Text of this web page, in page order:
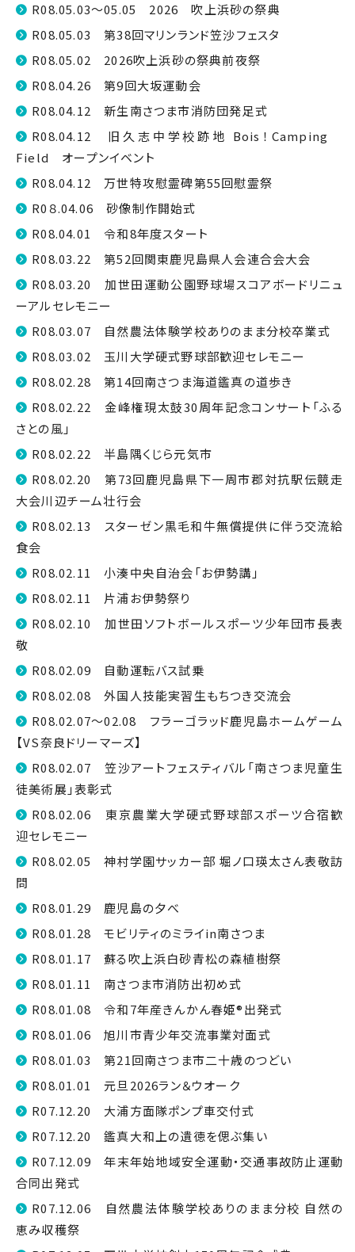
R08.05.03～05.05 2026 吹上浜砂の祭典
R08.05.03 第38回マリンランド笠沙フェスタ
R08.05.02 2026吹上浜砂の祭典前夜祭
R08.04.26 第9回大坂運動会
R08.04.12 新生南さつま市消防団発足式
R08.04.12 旧久志中学校跡地 Bois！Camping
Field オープンイベント
R08.04.12 万世特攻慰霊碑第55回慰霊祭
R0８.04.06 砂像制作開始式
R08.04.01 令和8年度スタート
R08.03.22 第52回関東鹿児島県人会連合会大会
R08.03.20 加世田運動公園野球場スコアボードリニュ
ーアルセレモニー
R08.03.07 自然農法体験学校ありのまま分校卒業式
R08.03.02 玉川大学硬式野球部歓迎セレモニー
R08.02.28 第14回南さつま海道鑑真の道歩き
R08.02.22 金峰権現太鼓30周年記念コンサート「ふる
さとの風」
R08.02.22 半島隅くじら元気市
R08.02.20 第73回鹿児島県下一周市郡対抗駅伝競走
大会川辺チーム壮行会
R08.02.13 スターゼン黒毛和牛無償提供に伴う交流給
食会
R08.02.11 小湊中央自治会「お伊勢講」
R08.02.11 片浦お伊勢祭り
R08.02.10 加世田ソフトボールスポーツ少年団市長表
敬
R08.02.09 自動運転バス試乗
R08.02.08 外国人技能実習生もちつき交流会
R08.02.07～02.08 フラーゴラッド鹿児島ホームゲーム
【VS奈良ドリーマーズ】
R08.02.07 笠沙アートフェスティバル「南さつま児童生
徒美術展」表彰式
R08.02.06 東京農業大学硬式野球部スポーツ合宿歓
迎セレモニー
R08.02.05 神村学園サッカー部 堀ノ口瑛太さん表敬訪
問
R08.01.29 鹿児島の夕べ
R08.01.28 モビリティのミライin南さつま
R08.01.17 蘇る吹上浜白砂青松の森植樹祭
R08.01.11 南さつま市消防出初め式
R08.01.08 令和7年産きんかん春姫®出発式
R08.01.06 旭川市青少年交流事業対面式
R08.01.03 第21回南さつま市二十歳のつどい
R08.01.01 元旦2026ラン＆ウオーク
R07.12.20 大浦方面隊ポンプ車交付式
R07.12.20 鑑真大和上の遺徳を偲ぶ集い
R07.12.09 年末年始地域安全運動・交通事故防止運動
合同出発式
R07.12.06 自然農法体験学校ありのまま分校 自然の
恵み収穫祭